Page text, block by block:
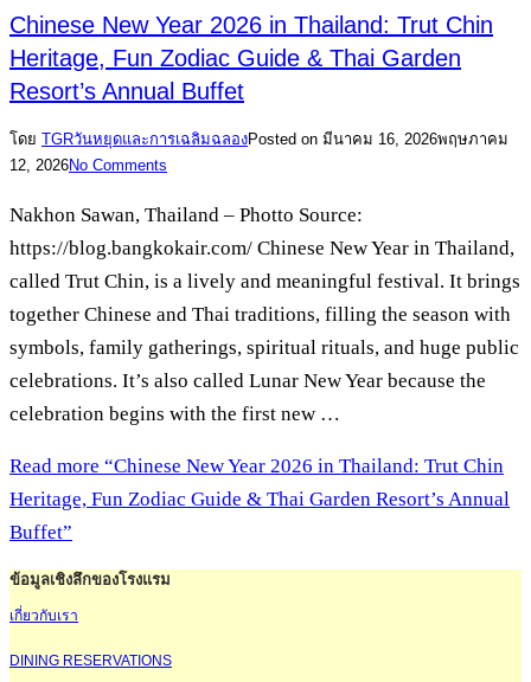
Chinese New Year 2026 in Thailand: Trut Chin
Heritage, Fun Zodiac Guide & Thai Garden
Resort’s Annual Buffet
โดย TGRวันหยุดและการเฉลิมฉลองPosted on มีนาคม 16, 2026พฤษภาคม
12, 2026No Comments
Nakhon Sawan, Thailand – Photto Source:
https://blog.bangkokair.com/ Chinese New Year in Thailand,
called Trut Chin, is a lively and meaningful festival. It brings
together Chinese and Thai traditions, filling the season with
symbols, family gatherings, spiritual rituals, and huge public
celebrations. It’s also called Lunar New Year because the
celebration begins with the first new …
Read more “Chinese New Year 2026 in Thailand: Trut Chin
Heritage, Fun Zodiac Guide & Thai Garden Resort’s Annual
Buffet”
ข้อมูลเชิงลึกของโรงแรม
เกี่ยวกับเรา
DINING RESERVATIONS